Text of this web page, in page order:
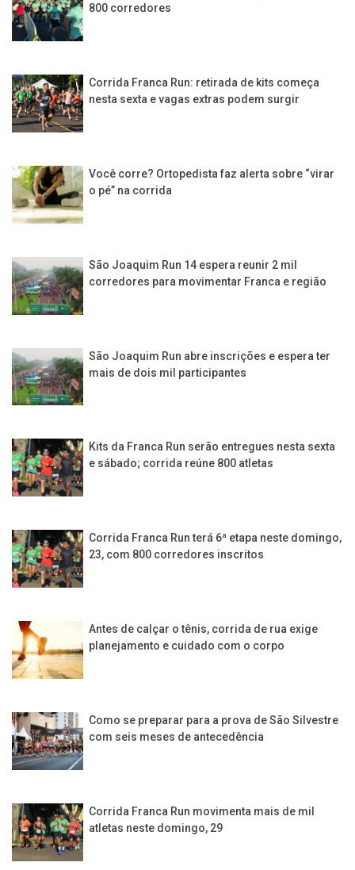
800 corredores
Corrida Franca Run: retirada de kits começa
nesta sexta e vagas extras podem surgir
Você corre? Ortopedista faz alerta sobre “virar
o pé” na corrida
São Joaquim Run 14 espera reunir 2 mil
corredores para movimentar Franca e região
São Joaquim Run abre inscrições e espera ter
mais de dois mil participantes
Kits da Franca Run serão entregues nesta sexta
e sábado; corrida reúne 800 atletas
Corrida Franca Run terá 6ª etapa neste domingo,
23, com 800 corredores inscritos
Antes de calçar o tênis, corrida de rua exige
planejamento e cuidado com o corpo
Como se preparar para a prova de São Silvestre
com seis meses de antecedência
Corrida Franca Run movimenta mais de mil
atletas neste domingo, 29